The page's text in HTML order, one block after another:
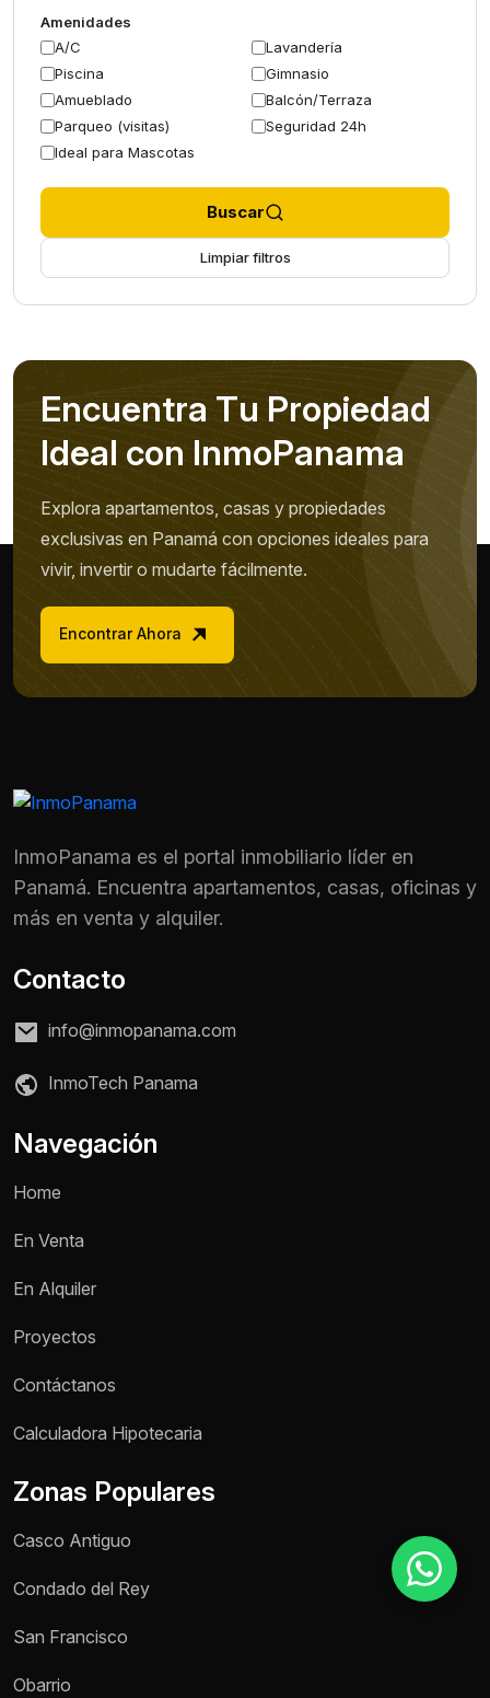
Nombre *
Amenidades
A/C
Lavandería
Piscina
Gimnasio
Amueblado
Balcón/Terraza
Parqueo (visitas)
Seguridad 24h
Ideal para Mascotas
Buscar
Limpiar filtros
Encuentra Tu Propiedad
Ideal con InmoPanama
Explora apartamentos, casas y propiedades
exclusivas en Panamá con opciones ideales para
vivir, invertir o mudarte fácilmente.
Encontrar Ahora
InmoPanama es el portal inmobiliario líder en
Panamá. Encuentra apartamentos, casas, oficinas y
más en venta y alquiler.
Contacto
info@inmopanama.com
InmoTech Panama
Navegación
Home
En Venta
En Alquiler
Proyectos
Contáctanos
Calculadora Hipotecaria
Zonas Populares
Casco Antiguo
Condado del Rey
San Francisco
Obarrio